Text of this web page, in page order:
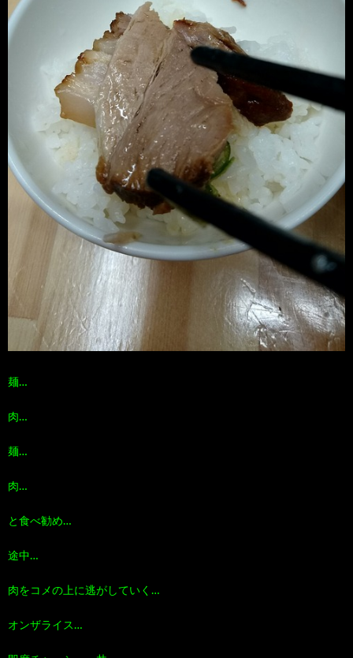
麺…
肉…
麺…
肉…
と食べ勧め…
途中…
肉をコメの上に逃がしていく…
オンザライス…